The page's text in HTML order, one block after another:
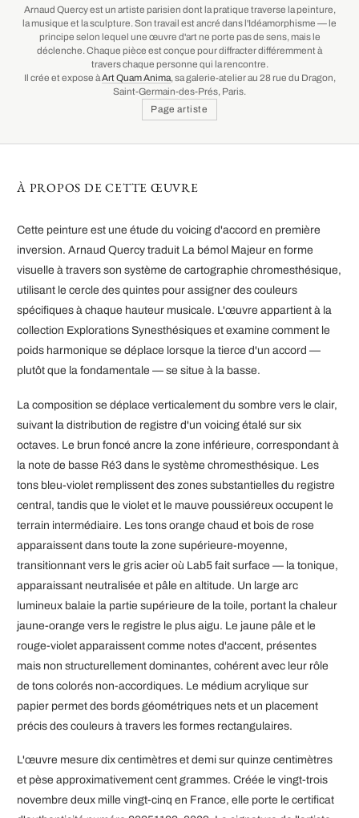
Arnaud Quercy est un artiste parisien dont la pratique traverse la peinture,
la musique et la sculpture. Son travail est ancré dans l'Idéamorphisme — le
principe selon lequel une œuvre d'art ne porte pas de sens, mais le
déclenche. Chaque pièce est conçue pour diffracter différemment à
travers chaque personne qui la rencontre.
Il crée et expose àArt Quam Anima, sa galerie-atelier au 28 rue du Dragon,
Saint-Germain-des-Prés, Paris.
Page artiste
À PROPOS DE CETTE ŒUVRE
Cette peinture est une étude du voicing d'accord en première
inversion. Arnaud Quercy traduit La bémol Majeur en forme
visuelle à travers son système de cartographie chromesthésique,
utilisant le cercle des quintes pour assigner des couleurs
spécifiques à chaque hauteur musicale. L'œuvre appartient à la
collection Explorations Synesthésiques et examine comment le
poids harmonique se déplace lorsque la tierce d'un accord —
plutôt que la fondamentale — se situe à la basse.
La composition se déplace verticalement du sombre vers le clair,
suivant la distribution de registre d'un voicing étalé sur six
octaves. Le brun foncé ancre la zone inférieure, correspondant à
la note de basse Ré3 dans le système chromesthésique. Les
tons bleu-violet remplissent des zones substantielles du registre
central, tandis que le violet et le mauve poussiéreux occupent le
terrain intermédiaire. Les tons orange chaud et bois de rose
apparaissent dans toute la zone supérieure-moyenne,
transitionnant vers le gris acier où Lab5 fait surface — la tonique,
apparaissant neutralisée et pâle en altitude. Un large arc
lumineux balaie la partie supérieure de la toile, portant la chaleur
jaune-orange vers le registre le plus aigu. Le jaune pâle et le
rouge-violet apparaissent comme notes d'accent, présentes
mais non structurellement dominantes, cohérent avec leur rôle
de tons colorés non-accordiques. Le médium acrylique sur
papier permet des bords géométriques nets et un placement
précis des couleurs à travers les formes rectangulaires.
L'œuvre mesure dix centimètres et demi sur quinze centimètres
et pèse approximativement cent grammes. Créée le vingt-trois
novembre deux mille vingt-cinq en France, elle porte le certificat